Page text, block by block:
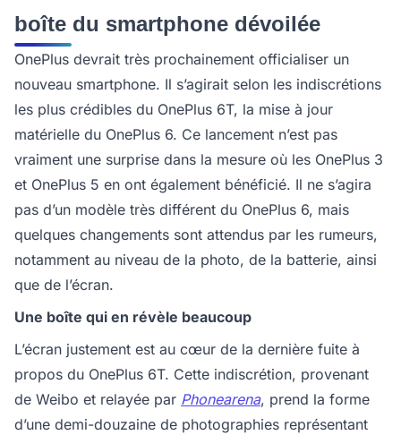
boîte du smartphone dévoilée
OnePlus devrait très prochainement officialiser un
nouveau smartphone. Il s’agirait selon les indiscrétions
les plus crédibles du OnePlus 6T, la mise à jour
matérielle du OnePlus 6. Ce lancement n’est pas
vraiment une surprise dans la mesure où les OnePlus 3
et OnePlus 5 en ont également bénéficié. Il ne s’agira
pas d’un modèle très différent du OnePlus 6, mais
quelques changements sont attendus par les rumeurs,
notamment au niveau de la photo, de la batterie, ainsi
que de l’écran.
Une boîte qui en révèle beaucoup
L’écran justement est au cœur de la dernière fuite à
propos du OnePlus 6T. Cette indiscrétion, provenant
de Weibo et relayée par Phonearena, prend la forme
d’une demi-douzaine de photographies représentant